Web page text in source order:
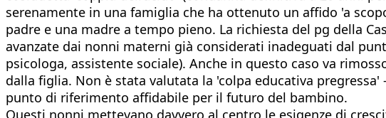
serenamente in una famiglia che ha ottenuto un affido 'a
padre e una madre a tempo pieno. La richiesta del pg della
avanzate dai nonni materni già considerati inadeguati dal
psicologa, assistente sociale). Anche in questo caso va
dalla figlia. Non è stata valutata la 'colpa educativa
punto di riferimento affidabile per il futuro del bambino.
Questi nonni mettevano davvero al centro le esigenze di